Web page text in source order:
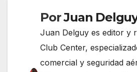
PorJuan
Juan Delguy es editor y
Club Center,
comercial y seguridad